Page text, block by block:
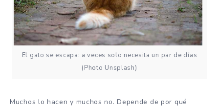
El gato se escapa: a veces solo necesita un par de días
(Photo Unsplash)
Muchos lo hacen y muchos no. Depende de por qué